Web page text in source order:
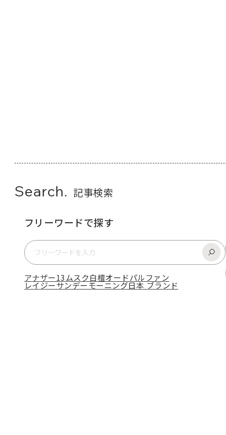
Search. 記事検索
フリーワードで探す
アナザー13ムスク白檀オードパルファン
レイジーサンデーモーニング日本 ブランド